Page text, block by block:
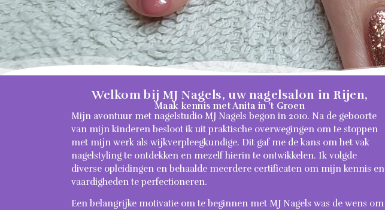
Welkom bij MJ Nagels, uw nagelsalon in Rijen,
Maak kennis met Anita in 't Groen
Mijn avontuur met nagelstudio MJ Nagels begon in 2010. Na de geboorte
van mijn kinderen besloot ik uit praktische overwegingen om te stoppen
met mijn werk als wijkverpleegkundige. Dit gaf me de kans om het vak
nagelstyling te ontdekken en mezelf hierin te ontwikkelen. Ik volgde
diverse opleidingen en behaalde meerdere certificaten om mijn kennis en
vaardigheden te perfectioneren.
Een belangrijke motivatie om te beginnen met MJ Nagels was de wens om